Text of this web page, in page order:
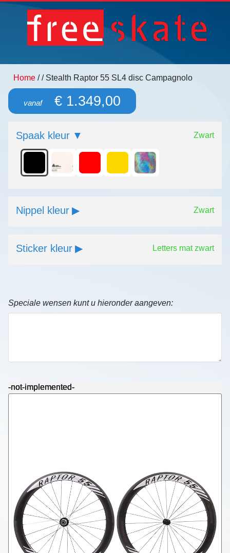
Home // Stealth Raptor 55 SL4 disc Campagnolo
vanaf€ 1.349,00
Spaak kleur Zwart
Nippel kleur Zwart
Sticker kleur Letters mat zwart
Speciale wensen kunt u hieronder aangeven:
-not-implemented-
-not-implemented-
-not-implemented-
-not-implemented-